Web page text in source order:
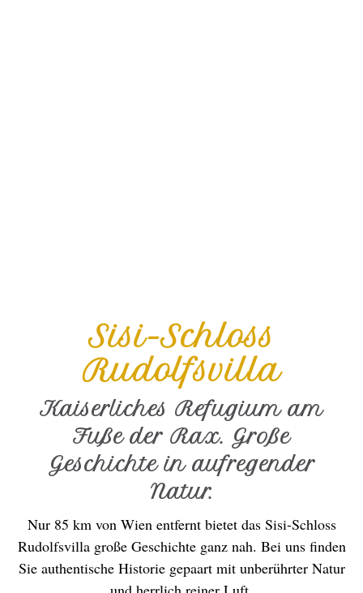
Sisi-Schloss
Rudolfsvilla
Kaiserliches Refugium am
Fuße der Rax. Große
Geschichte in aufregender
Natur.
Nur 85 km von Wien entfernt bietet das Sisi-Schloss
Rudolfsvilla große Geschichte ganz nah. Bei uns finden
Sie authentische Historie gepaart mit unberührter Natur